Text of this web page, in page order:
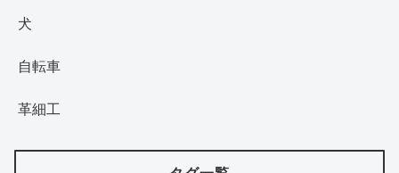
犬
自転車
革細工